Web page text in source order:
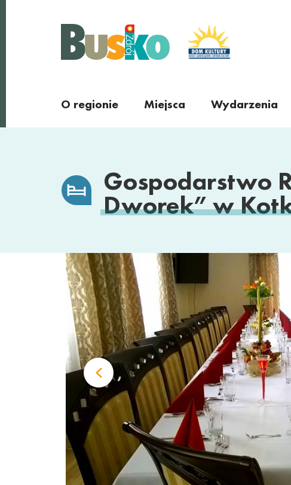
Busko Zdrój
O regionie Miejsca Wydarzenia
Gospodarstwo
Dworek” w